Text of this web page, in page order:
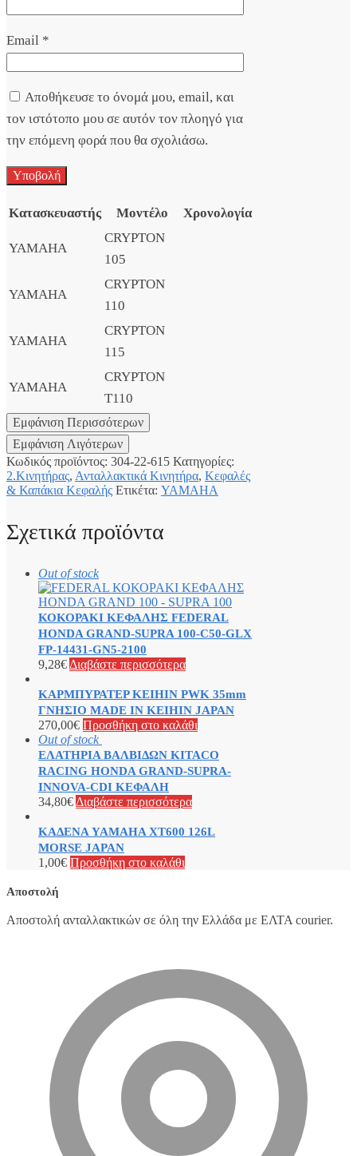
Email *
Αποθήκευσε το όνομά μου, email, και
τον ιστότοπο μου σε αυτόν τον πλοηγό για
την επόμενη φορά που θα σχολιάσω.
Κατασκευαστής Μοντέλο Χρονολογία
YAMAHA
CRYPTON
105
YAMAHA
CRYPTON
110
YAMAHA
CRYPTON
115
YAMAHA
CRYPTON
T110
Κωδικός προϊόντος: 304-22-615 Κατηγορίες:
2.Κινητήρας, Ανταλλακτικά Κινητήρα, Κεφαλές
& Καπάκια Κεφαλής Ετικέτα: YAMAHA
Σχετικά προϊόντα
Out of stock
ΚΟΚΟΡΑΚΙ ΚΕΦΑΛΗΣ FEDERAL
HONDA GRAND-SUPRA 100-C50-GLX
FP-14431-GN5-2100
9,28€ Διαβάστε περισσότερα
ΚΑΡΜΠΥΡΑΤΕΡ KEIHIN PWK 35mm
ΓΝΗΣΙΟ MADE ΙΝ KEIHIN JAPAN
270,00€ Προσθήκη στο καλάθι
Out of stock
ΕΛΑΤΗΡΙΑ ΒΑΛΒΙΔΩΝ KITACO
RACING HONDA GRAND-SUPRA-
INNOVA-CDI ΚΕΦΑΛΗ
34,80€ Διαβάστε περισσότερα
ΚΑΔΕΝΑ YAMAHA XT600 126L
MORSE JAPAN
1,00€ Προσθήκη στο καλάθι
Αποστολή
Αποστολή ανταλλακτικών σε όλη την Ελλάδα με ΕΛΤΑ courier.